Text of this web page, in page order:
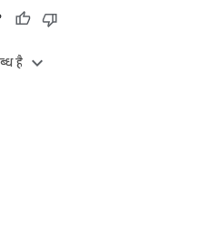
है